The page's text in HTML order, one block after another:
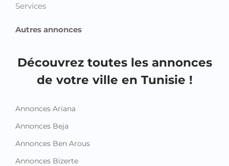
Services
Autres annonces
Découvrez toutes les annonces
de votre ville en Tunisie !
Annonces Ariana
Annonces Beja
Annonces Ben Arous
Annonces Bizerte